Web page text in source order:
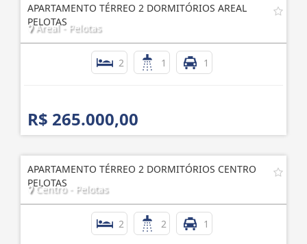
APARTAMENTO TÉRREO 2 DORMITÓRIOS AREAL
PELOTAS
Areal - Pelotas
2 1 1
R$ 265.000,00
APARTAMENTO TÉRREO 2 DORMITÓRIOS CENTRO
PELOTAS
Centro - Pelotas
2 2 1